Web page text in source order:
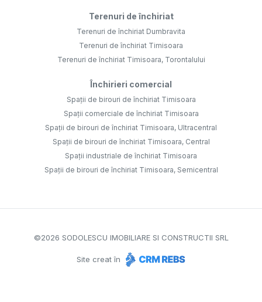
Terenuri de închiriat
Terenuri de închiriat Dumbravita
Terenuri de închiriat Timisoara
Terenuri de închiriat Timisoara, Torontalului
Închirieri comercial
Spații de birouri de închiriat Timisoara
Spații comerciale de închiriat Timisoara
Spații de birouri de închiriat Timisoara, Ultracentral
Spații de birouri de închiriat Timisoara, Central
Spații industriale de închiriat Timisoara
Spații de birouri de închiriat Timisoara, Semicentral
©2026 SODOLESCU IMOBILIARE SI CONSTRUCTII SRL
Site creat în